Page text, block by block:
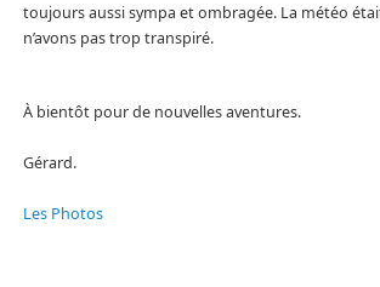
toujours aussi sympa et ombragée. La météo
n’avons pas trop transpiré.
À bientôt pour de nouvelles aventures.
Gérard.
Les Photos